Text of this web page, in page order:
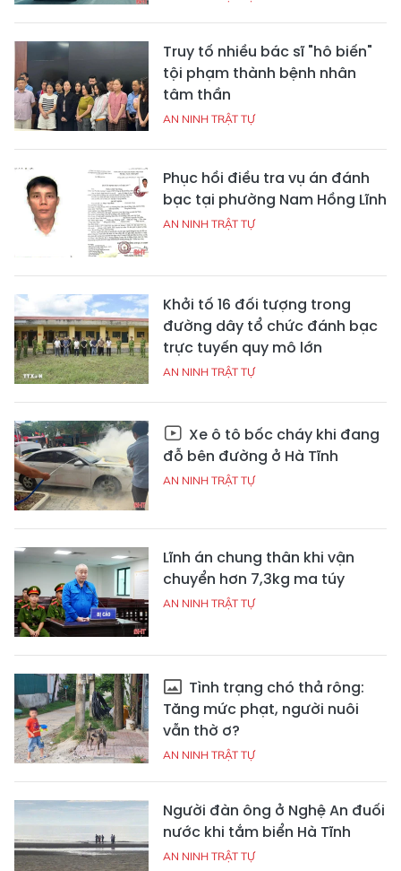
Truy tố nhiều bác sĩ "hô biến"
tội phạm thành bệnh nhân
tâm thần
AN NINH TRẬT TỰ
Phục hồi điều tra vụ án đánh
bạc tại phường Nam Hồng Lĩnh
AN NINH TRẬT TỰ
Khởi tố 16 đối tượng trong
đường dây tổ chức đánh bạc
trực tuyến quy mô lớn
AN NINH TRẬT TỰ
Xe ô tô bốc cháy khi đang
đỗ bên đường ở Hà Tĩnh
AN NINH TRẬT TỰ
Lĩnh án chung thân khi vận
chuyển hơn 7,3kg ma túy
AN NINH TRẬT TỰ
Tình trạng chó thả rông:
Tăng mức phạt, người nuôi
vẫn thờ ơ?
AN NINH TRẬT TỰ
Người đàn ông ở Nghệ An đuối
nước khi tắm biển Hà Tĩnh
AN NINH TRẬT TỰ